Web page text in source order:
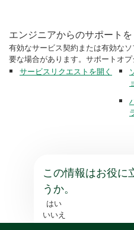
エンジニアからのサポート
有効なサービス契約または有効な
要な場合があります。サポートオプ
サービスリクエストを開く
この情報はお役に
うか。
はい
いいえ